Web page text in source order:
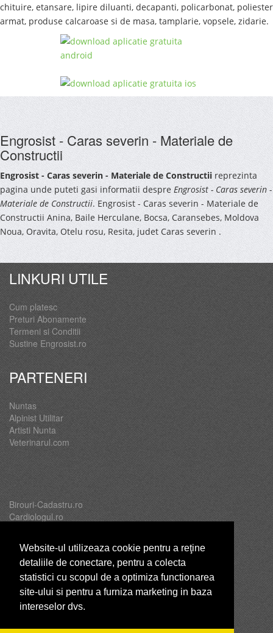
Website-ul utilizeaza cookie pentru a reţine
detaliile de conectare, pentru a colecta
statistici cu scopul de a optimiza functionarea
site-ului si pentru a furniza marketing in baza
intereselor dvs.
chituire, etansare, lipire diluanti, decapanti, policarbonat, poliester
armat, produse calcaroase si de masa, tamplarie, vopsele, zidarie.
Engrosist - Caras severin - Materiale de
Constructii
Engrosist - Caras severin - Materiale de Constructii reprezinta
pagina unde puteti gasi informatii despreEngrosist - Caras severin -
Materiale de Constructii. Engrosist - Caras severin - Materiale de
Constructii Anina, Baile Herculane, Bocsa, Caransebes, Moldova
Noua, Oravita, Otelu rosu, Resita, judet Caras severin .
LINKURI UTILE
Cum platesc
Preturi Abonamente
Termeni si Conditii
Sustine Engrosist.ro
PARTENERI
Nuntas
Alpinist Utilitar
Artisti Nunta
Veterinarul.com
Birouri-Cadastru.ro
Cardiologul.ro
Brutari
Club de Sport